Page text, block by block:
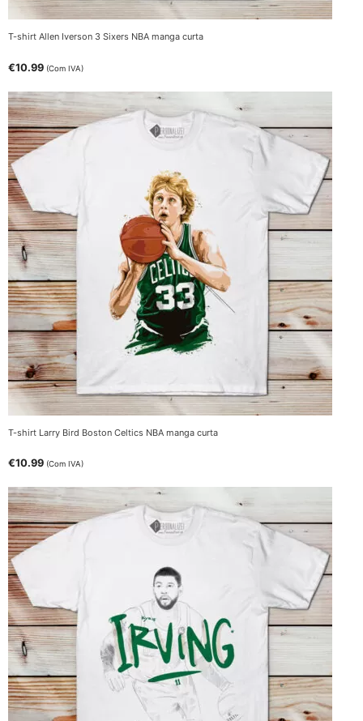
T-shirt Allen Iverson 3 Sixers NBA manga curta
€10.99 (Com IVA)
T-shirt Larry Bird Boston Celtics NBA manga curta
€10.99 (Com IVA)